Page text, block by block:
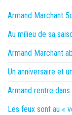
Armand Marchant
Au milieu de sa
Armand Marchant
Un anniversaire et
Armand rentre
Les feux sont au «